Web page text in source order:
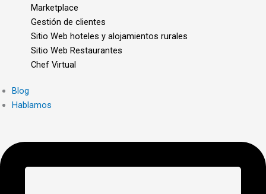
Marketplace
Gestión de clientes
Sitio Web hoteles y alojamientos rurales
Sitio Web Restaurantes
Chef Virtual
Blog
Hablamos